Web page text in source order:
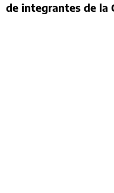
de integrantes de la